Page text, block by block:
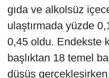
gıda ve alkolsüz
ulaştırmada yüzde
0,45 oldu. Endekste
başlıktan 18 temel
düşüş